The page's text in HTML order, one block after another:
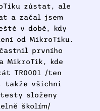
zůstat, ale
a začal jsem
v době, kdy
od MikroTiku.
prvního
MikroTik, kde
TR0001 /ten
takže všichni
složeny
školím/